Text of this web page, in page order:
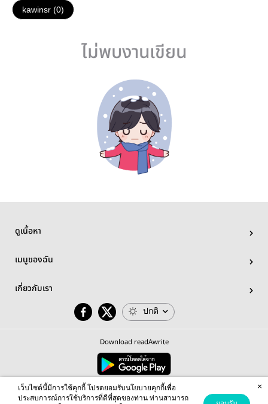
kawinsr (0)
ไม่พบงานเขียน
ดูเนื้อหา
เมนูของฉัน
เกี่ยวกับเรา
ปกติ
Download readAwrite
© 2026 readAwrite.com by MEB Corporation Public Company Limited
This site is protected by reCAPTCHA and the Google Privacy Policy Terms of Serviceapply.
เว็บไซต์นี้มีการใช้คุกกี้ โปรดยอมรับนโยบายคุกกี้เพื่อ
ประสบการณ์การใช้บริการที่ดีที่สุดของท่าน ท่านสามารถ
×